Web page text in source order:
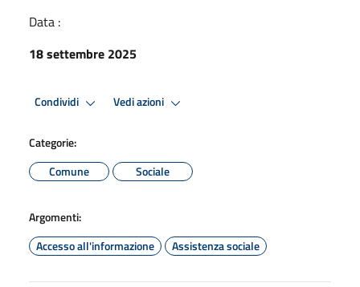
Data :
18 settembre 2025
Condividi Vedi azioni
Categorie:
Comune
Sociale
Argomenti:
Accesso all'informazione
Assistenza sociale